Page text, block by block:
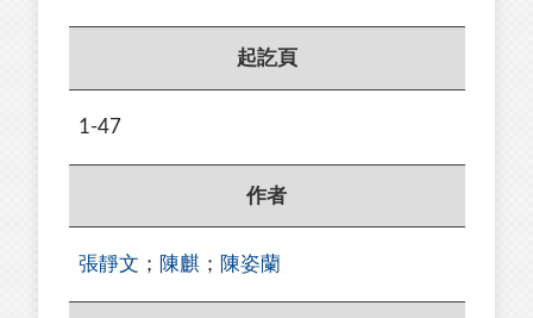
起訖頁
1-47
作者
張靜文 ； 陳麒 ； 陳姿蘭